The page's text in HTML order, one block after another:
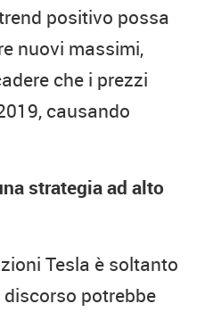
positivo possa
nuovi massimi,
che i prezzi
causando
strategia ad alto
Tesla è soltanto
potrebbe